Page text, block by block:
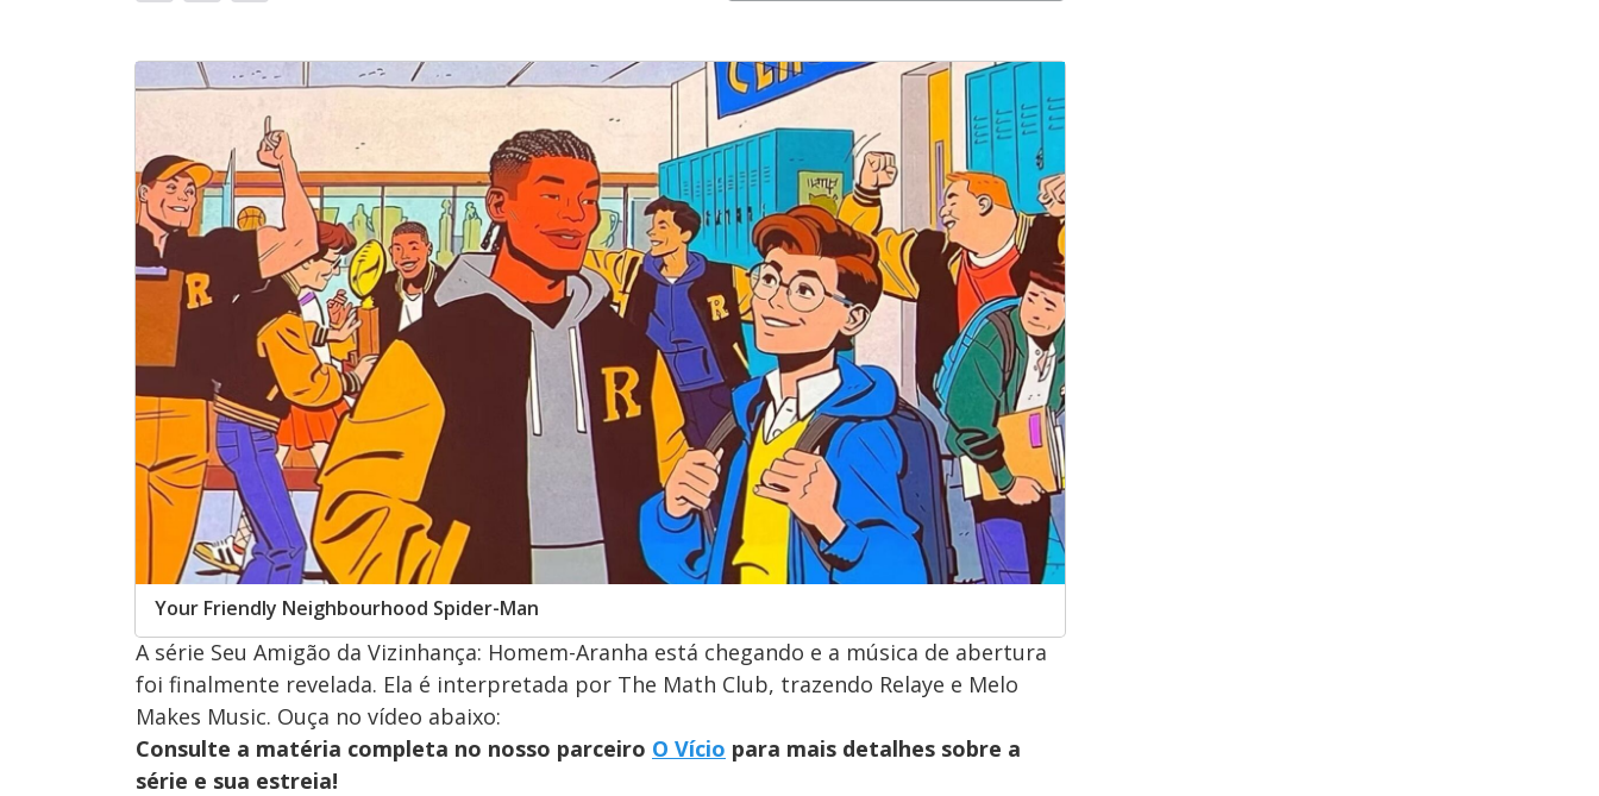
Your Friendly Neighbourhood Spider-Man
A série Seu Amigão da Vizinhança: Homem-Aranha está chegando e a música de abertura
foi finalmente revelada. Ela é interpretada por The Math Club, trazendo Relaye e Melo
Makes Music. Ouça no vídeo abaixo:
Consulte a matéria completa no nosso parceiro O Vício para mais detalhes sobre a
série e sua estreia!